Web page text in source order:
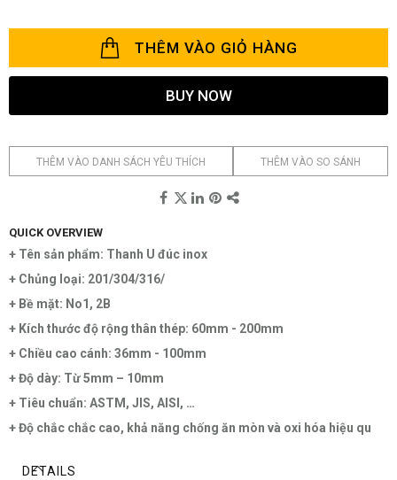
THÊM VÀO GIỎ HÀNG
BUY NOW
THÊM VÀO DANH SÁCH YÊU THÍCH THÊM VÀO SO SÁNH
QUICK OVERVIEW
+ Tên sản phẩm: Thanh U đúc inox
+ Chủng loại: 201/304/316/
+ Bề mặt: No1, 2B
+ Kích thước độ rộng thân thép: 60mm - 200mm
+ Chiều cao cánh: 36mm - 100mm
+ Độ dày: Từ 5mm – 10mm
+ Tiêu chuẩn: ASTM, JIS, AISI, …
+ Độ chắc chắc cao, khả năng chống ăn mòn và oxi hóa hiệu qu
DETAILS